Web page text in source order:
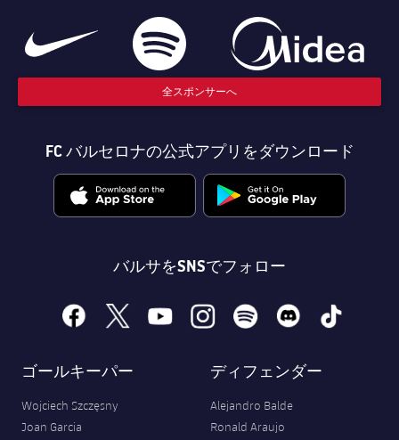
全スポンサーへ
FC バルセロナの公式アプリをダウンロード
バルサをSNSでフォロー
facebook
x youtubeinstagramspotify discord tiktok
ゴールキーパー
Wojciech Szczęsny
Joan Garcia
ディフェンダー
Alejandro Balde
Ronald Araujo